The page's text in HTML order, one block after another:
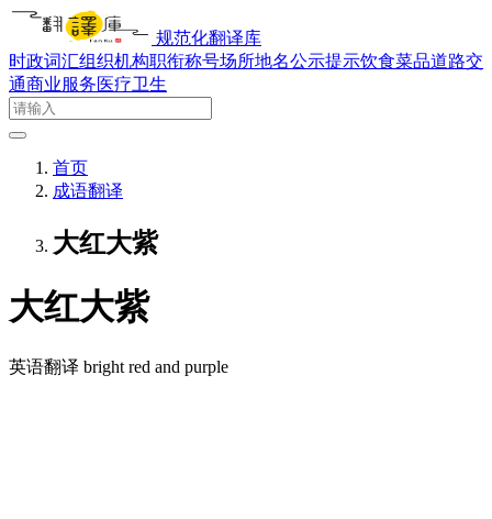
规范化翻译库
时政词汇组织机构职衔称号场所地名公示提示饮食菜品道路交
通商业服务医疗卫生
首页
成语翻译
大红大紫
大红大紫
英语翻译 bright red and purple